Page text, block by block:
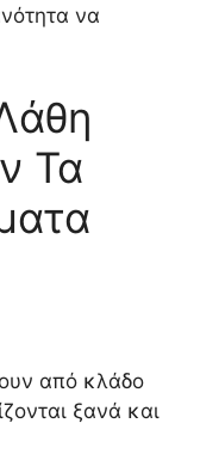
να
Τα
από κλάδο
ξανά και